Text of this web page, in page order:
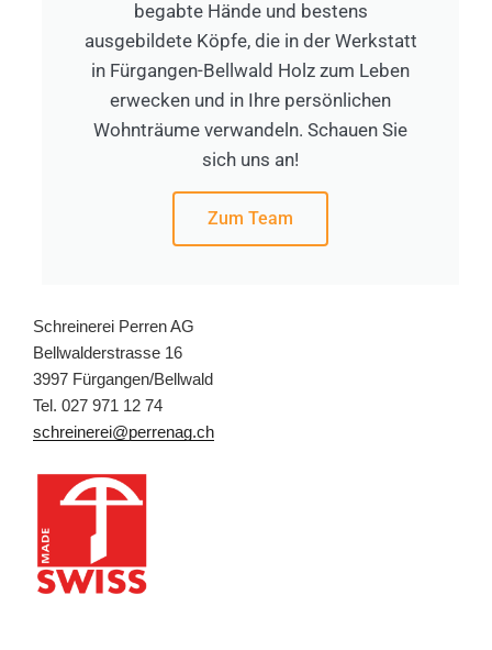
begabte Hände und bestens
ausgebildete Köpfe, die in der Werkstatt
in Fürgangen-Bellwald Holz zum Leben
erwecken und in Ihre persönlichen
Wohnträume verwandeln. Schauen Sie
sich uns an!
Zum Team
Schreinerei Perren AG
Bellwalderstrasse 16
3997 Fürgangen/Bellwald
Tel. 027 971 12 74
schreinerei@perrenag.ch